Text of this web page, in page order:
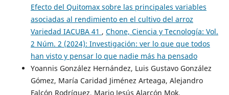
Efecto del Quitomax sobre las principales variables
asociadas al rendimiento en el cultivo del arroz
Variedad IACUBA 41 , Chone, Ciencia y Tecnología: Vol.
2 Núm. 2 (2024): Investigación: ver lo que que todos
han visto y pensar lo que nadie más ha pensado
Yoannis González Hernández, Luis Gustavo González
Gómez, María Caridad Jiménez Arteaga, Alejandro
Falcón Rodríguez, Mario Jesús Alarcón Mok,